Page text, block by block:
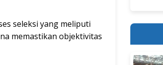
seleksi yang meliputi
memastikan objektivitas